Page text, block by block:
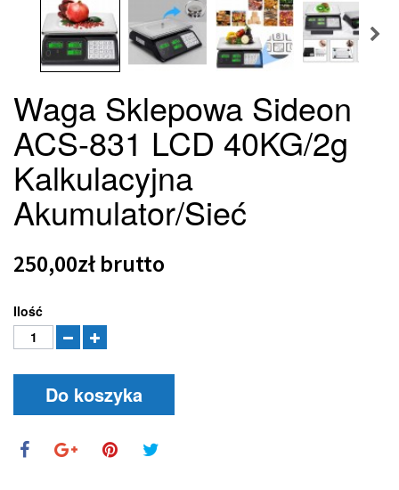
Waga Sklepowa Sideon
ACS-831 LCD 40KG/2g
Kalkulacyjna
Akumulator/Sieć
250,00złbrutto
Ilość
Do koszyka